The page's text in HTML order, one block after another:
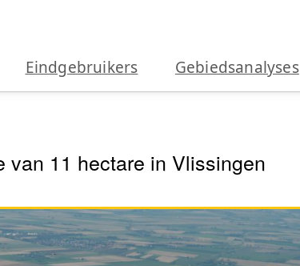
Eindgebruikers Gebiedsanalyses
van 11 hectare in Vlissingen